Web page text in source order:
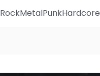
RockMetalPunkHardcore